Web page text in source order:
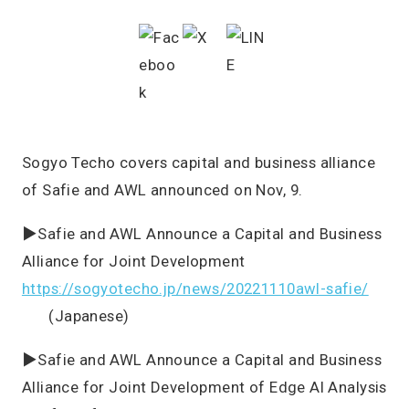
Sogyo Techo covers capital and business alliance
of Safie and AWL announced on Nov, 9.
▶Safie and AWL Announce a Capital and Business
Alliance for Joint Development
https://sogyotecho.jp/news/20221110awl-safie/
(Japanese)
▶Safie and AWL Announce a Capital and Business
Alliance for Joint Development of Edge AI Analysis